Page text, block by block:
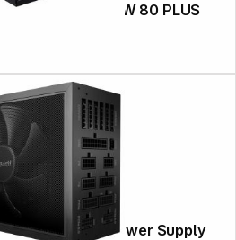
be quiet! DARK POWER PRO 13 1600W Power Supply